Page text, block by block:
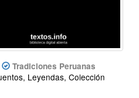
Tradiciones Peruanas
Leyendas, Colección